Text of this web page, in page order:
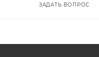
ЗАДАТЬ ВОПРОС